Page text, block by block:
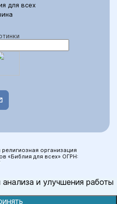
для всех
организация
«Библия для всех» ОГРН:
анализа и улучшения работы